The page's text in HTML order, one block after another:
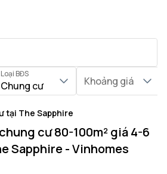
Loại BĐS
Chung cư Khoảng giá
tại The Sapphire
cư 80-100m² giá 4-6
Sapphire - Vinhomes